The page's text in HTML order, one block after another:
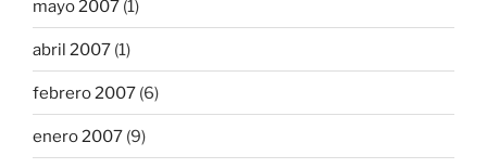
mayo 2007 (1)
abril 2007 (1)
febrero 2007 (6)
enero 2007 (9)